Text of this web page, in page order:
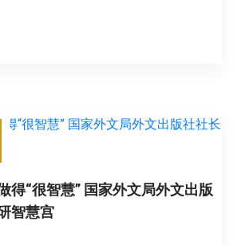
得“很智慧” 国家外文局外文出版
智慧宫